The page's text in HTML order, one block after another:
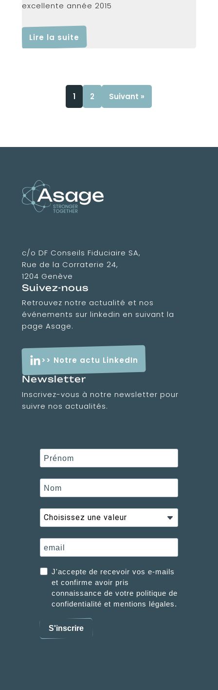
excellente année 2015
Lire la suite
1 2 Suivant »
c/o DF Conseils Fiduciaire SA,
Rue de la Corraterie 24,
1204 Genève
Suivez-nous
Retrouvez notre actualité et nos
événements sur linkedin en suivant la
page Asage.
>> Notre actu LinkedIn
Newsletter
Inscrivez-vous à notre newsletter pour
suivre nos actualités.
J'accepte de recevoir vos e-mails
et confirme avoir pris
connaissance de votre politique de
confidentialité et mentions légales.
S'inscrire